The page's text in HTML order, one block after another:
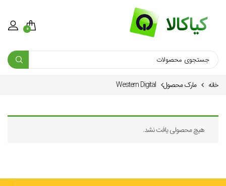
0
خانه مارک محصول Western Digital
هیچ محصولی یافت نشد.